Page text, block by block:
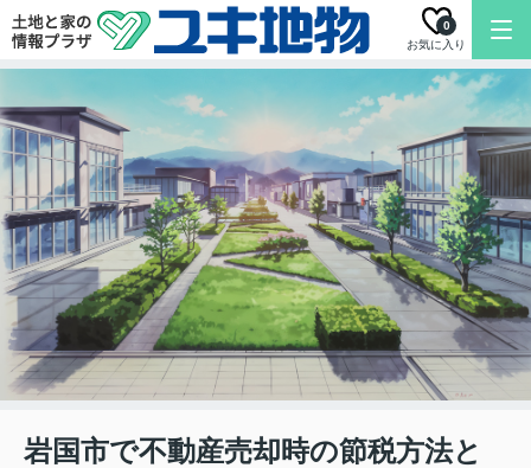
お気に入り
0
岩国市で不動産売却時の節税方法と